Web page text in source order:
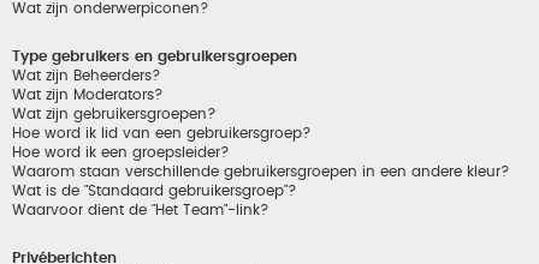
Wat zijn onderwerpiconen?
Type gebruikers en gebruikersgroepen
Wat zijn Beheerders?
Wat zijn Moderators?
Wat zijn gebruikersgroepen?
Hoe word ik lid van een gebruikersgroep?
Hoe word ik een groepsleider?
Waarom staan verschillende gebruikersgroepen in een andere kleur?
Wat is de "Standaard gebruikersgroep"?
Waarvoor dient de "Het Team"-link?
Privéberichten